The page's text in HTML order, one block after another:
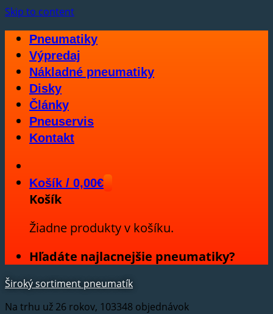
Skip to content
Pneumatiky
Výpredaj
Nákladné pneumatiky
Disky
Články
Pneuservis
Kontakt
Košík / 0,00€
Košík
Žiadne produkty v košíku.
Hľadáte najlacnejšie pneumatiky?
Široký sortiment pneumatík
Na trhu už 26 rokov, 103348 objednávok